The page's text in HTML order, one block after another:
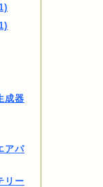
成器
アパ
リー